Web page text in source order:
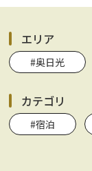
エリア
#奥日光
カテゴリ
#宿泊